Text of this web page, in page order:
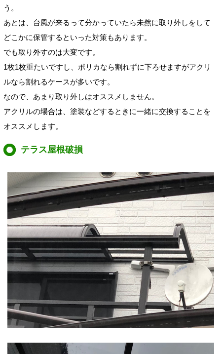
う。
あとは、台風が来るって分かっていたら未然に取り外しをして
どこかに保管するといった対策もあります。
でも取り外すのは大変です。
1枚1枚重たいですし、ポリカなら割れずに下ろせますがアクリ
ルなら割れるケースが多いです。
なので、あまり取り外しはオススメしません。
アクリルの場合は、塗装などするときに一緒に交換することを
オススメします。
テラス屋根破損